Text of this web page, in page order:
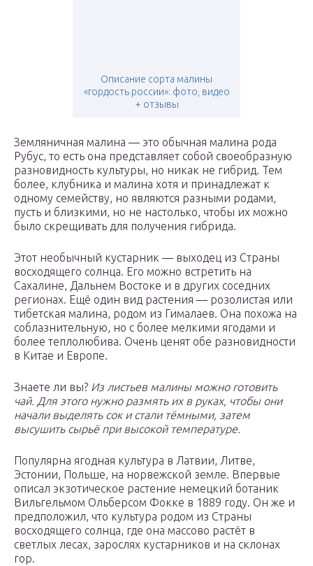
Описание сорта малины
«гордость россии»: фото, видео
+ отзывы
Земляничная малина — это обычная малина рода
Рубус, то есть она представляет собой своеобразную
разновидность культуры, но никак не гибрид. Тем
более, клубника и малина хотя и принадлежат к
одному семейству, но являются разными родами,
пусть и близкими, но не настолько, чтобы их можно
было скрещивать для получения гибрида.
Этот необычный кустарник — выходец из Страны
восходящего солнца. Его можно встретить на
Сахалине, Дальнем Востоке и в других соседних
регионах. Ещё один вид растения — розолистая или
тибетская малина, родом из Гималаев. Она похожа на
соблазнительную, но с более мелкими ягодами и
более теплолюбива. Очень ценят обе разновидности
в Китае и Европе.
Знаете ли вы? Из листьев малины можно готовить
чай. Для этого нужно размять их в руках, чтобы они
начали выделять сок и стали тёмными, затем
высушить сырьё при высокой температуре.
Популярна ягодная культура в Латвии, Литве,
Эстонии, Польше, на норвежской земле. Впервые
описал экзотическое растение немецкий ботаник
Вильгельмом Ольберсом Фокке в 1889 году. Он же и
предположил, что культура родом из Страны
восходящего солнца, где она массово растёт в
светлых лесах, зарослях кустарников и на склонах
гор.